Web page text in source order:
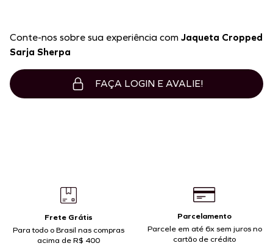
Conte-nos sobre sua experiência com Jaqueta Cropped
Sarja Sherpa
FAÇA LOGIN E AVALIE!
Frete Grátis
Para todo o Brasil nas compras
acima de R$ 400
Parcelamento
Parcele em até 6x sem juros no
cartão de crédito